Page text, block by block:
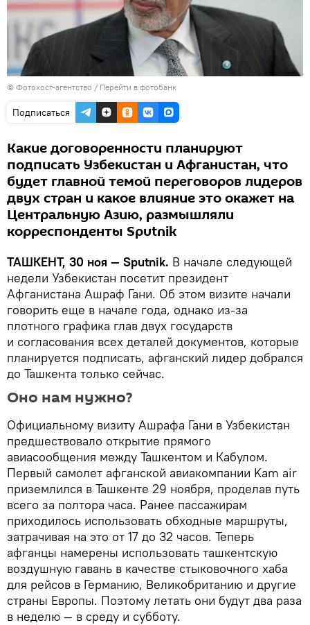
© Фотохост-агентство / Перейти в фотобанк
Подписаться
Какие договоренности планируют
подписать Узбекистан и Афганистан, что
будет главной темой переговоров лидеров
двух стран и какое влияние это окажет на
Центральную Азию, размышляли
корреспонденты Sputnik
ТАШКЕНТ, 30 ноя — Sputnik. В начале следующей
недели Узбекистан посетит президент
Афганистана Ашраф Гани. Об этом визите начали
говорить еще в начале года, однако из-за
плотного графика глав двух государств
и согласования всех деталей документов, которые
планируется подписать, афганский лидер добрался
до Ташкента только сейчас.
Оно нам нужно?
Официальному визиту Ашрафа Гани в Узбекистан
предшествовало открытие прямого
авиасообщения между Ташкентом и Кабулом.
Первый самолет афганской авиакомпании Kam air
приземлился в Ташкенте 29 ноября, проделав путь
всего за полтора часа. Ранее пассажирам
приходилось использовать обходные маршруты,
затрачивая на это от 17 до 32 часов. Теперь
афганцы намерены использовать ташкентскую
воздушную гавань в качестве стыковочного хаба
для рейсов в Германию, Великобританию и другие
страны Европы. Поэтому летать они будут два раза
в неделю — в среду и субботу.